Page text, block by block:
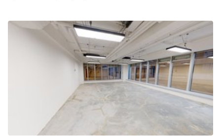
Boutique / Magasin
Boutique en Partage
Camion / Fourgon
Container
Entrepôt / Espace Stockage / Box